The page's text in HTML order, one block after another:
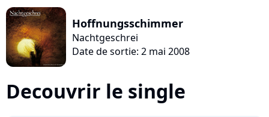
Hoffnungsschimmer
Nachtgeschrei
Date de sortie: 2 mai 2008
Decouvrir le single